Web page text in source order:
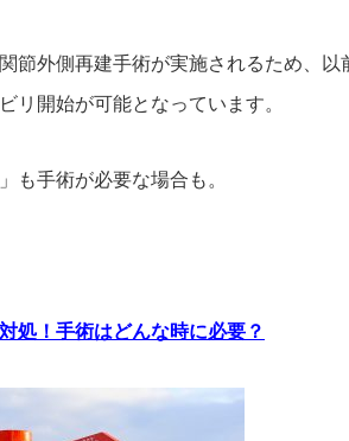
節外側再建手術が実施されるため、以
リ開始が可能となっています。
も手術が必要な場合も。
処！手術はどんな時に必要？